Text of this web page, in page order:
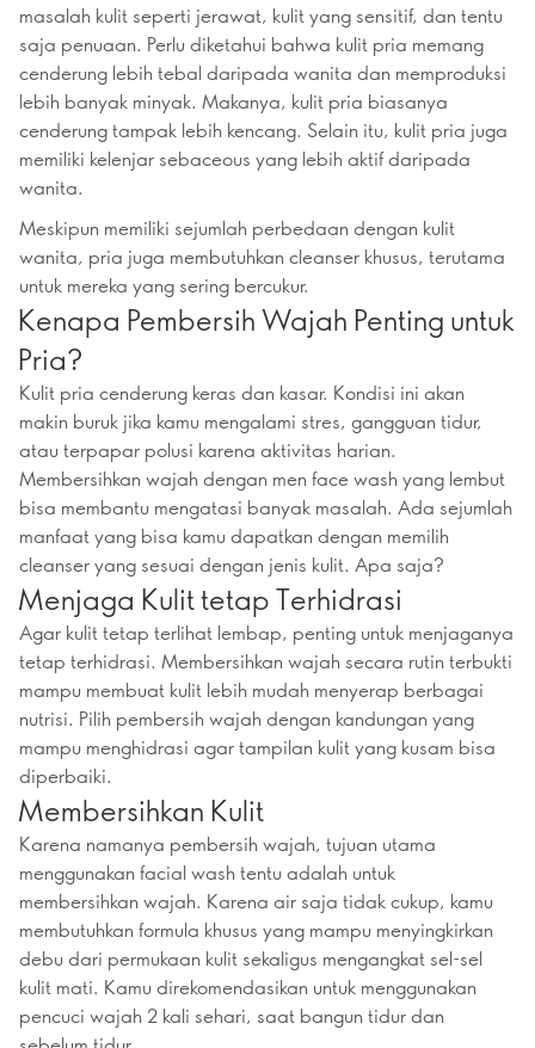
masalah kulit seperti jerawat, kulit yang sensitif, dan tentu
saja penuaan. Perlu diketahui bahwa kulit pria memang
cenderung lebih tebal daripada wanita dan memproduksi
lebih banyak minyak. Makanya, kulit pria biasanya
cenderung tampak lebih kencang. Selain itu, kulit pria juga
memiliki kelenjar sebaceous yang lebih aktif daripada
wanita.
Meskipun memiliki sejumlah perbedaan dengan kulit
wanita, pria juga membutuhkan cleanser khusus, terutama
untuk mereka yang sering bercukur.
Kenapa Pembersih Wajah Penting untuk
Pria?
Kulit pria cenderung keras dan kasar. Kondisi ini akan
makin buruk jika kamu mengalami stres, gangguan tidur,
atau terpapar polusi karena aktivitas harian.
Membersihkan wajah dengan men face wash yang lembut
bisa membantu mengatasi banyak masalah. Ada sejumlah
manfaat yang bisa kamu dapatkan dengan memilih
cleanser yang sesuai dengan jenis kulit. Apa saja?
Menjaga Kulit tetap Terhidrasi
Agar kulit tetap terlihat lembap, penting untuk menjaganya
tetap terhidrasi. Membersihkan wajah secara rutin terbukti
mampu membuat kulit lebih mudah menyerap berbagai
nutrisi. Pilih pembersih wajah dengan kandungan yang
mampu menghidrasi agar tampilan kulit yang kusam bisa
diperbaiki.
Membersihkan Kulit
Karena namanya pembersih wajah, tujuan utama
menggunakan facial wash tentu adalah untuk
membersihkan wajah. Karena air saja tidak cukup, kamu
membutuhkan formula khusus yang mampu menyingkirkan
debu dari permukaan kulit sekaligus mengangkat sel-sel
kulit mati. Kamu direkomendasikan untuk menggunakan
pencuci wajah 2 kali sehari, saat bangun tidur dan